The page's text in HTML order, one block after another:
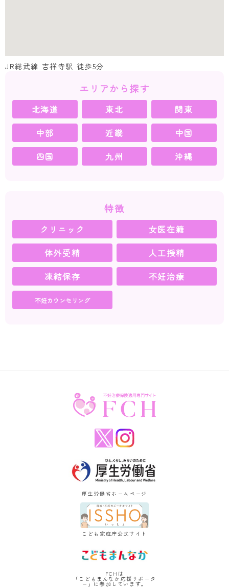
JR総武線 吉祥寺駅 徒歩5分
エリアから探す
北海道 東北
関東
中部
近畿
中国
四国
九州 沖縄
特徴
クリニック
女医在籍
体外受精
人工授精
凍結保存
不妊治療
不妊カウンセリング
厚生労働省ホームページ
こども家庭庁公式サイト
FCHは
「こどもまんなか応援サポータ
ー」に参加しています。